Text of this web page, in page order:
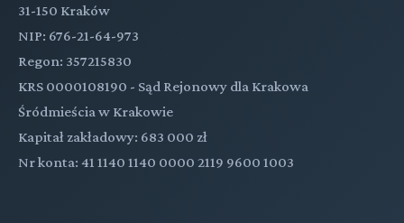
31-150 Kraków
NIP: 676-21-64-973
Regon: 357215830
KRS 0000108190 - Sąd Rejonowy dla Krakowa
Śródmieścia w Krakowie
Kapitał zakładowy: 683 000 zł
Nr konta: 41 1140 1140 0000 2119 9600 1003